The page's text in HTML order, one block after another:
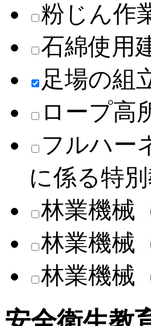
粉じん作
石綿使用
足場の組
ロープ高
フルハー
に係る特
林業機械
林業機械
林業機械